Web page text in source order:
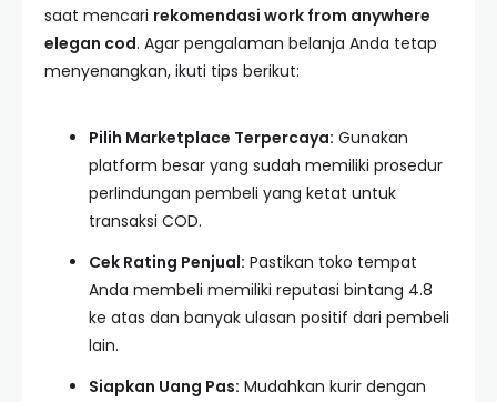
saat mencari rekomendasi work from anywhere
elegan cod. Agar pengalaman belanja Anda tetap
menyenangkan, ikuti tips berikut:
Pilih Marketplace Terpercaya: Gunakan
platform besar yang sudah memiliki prosedur
perlindungan pembeli yang ketat untuk
transaksi COD.
Cek Rating Penjual: Pastikan toko tempat
Anda membeli memiliki reputasi bintang 4.8
ke atas dan banyak ulasan positif dari pembeli
lain.
Siapkan Uang Pas: Mudahkan kurir dengan